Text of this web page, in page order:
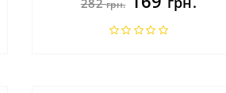
282грн.